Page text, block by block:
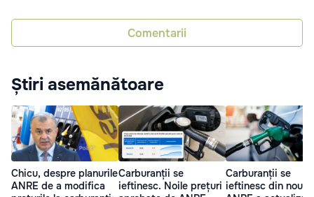
Comentarii
Știri asemănătoare
Chicu, despre planurile
ANRE de a modifica
Carburanții se
ieftinesc. Noile prețuri
Carburanții se
ieftinesc din nou: